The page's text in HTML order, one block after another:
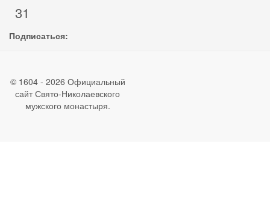
31
Подписаться:
© 1604 - 2026 Официальный
сайт Свято-Николаевского
мужского монастыря.